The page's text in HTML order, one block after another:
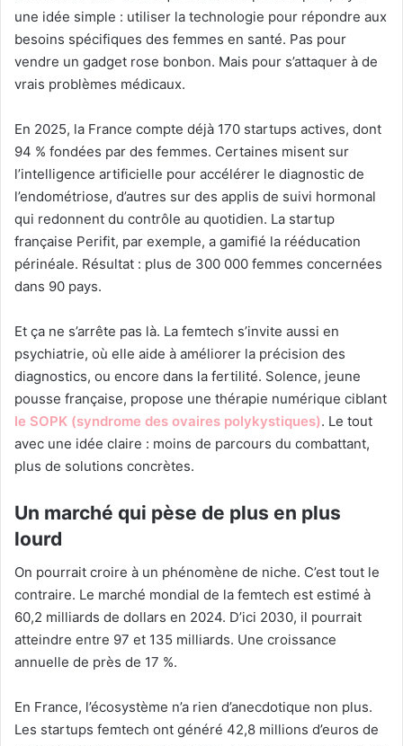
une idée simple : utiliser la technologie pour répondre aux
besoins spécifiques des femmes en santé. Pas pour
vendre un gadget rose bonbon. Mais pour s’attaquer à de
vrais problèmes médicaux.
En 2025, la France compte déjà 170 startups actives, dont
94 % fondées par des femmes. Certaines misent sur
l’intelligence artificielle pour accélérer le diagnostic de
l’endométriose, d’autres sur des applis de suivi hormonal
qui redonnent du contrôle au quotidien. La startup
française Perifit, par exemple, a gamifié la rééducation
périnéale. Résultat : plus de 300 000 femmes concernées
dans 90 pays.
Et ça ne s’arrête pas là. La femtech s’invite aussi en
psychiatrie, où elle aide à améliorer la précision des
diagnostics, ou encore dans la fertilité. Solence, jeune
pousse française, propose une thérapie numérique ciblant
le SOPK (syndrome des ovaires polykystiques). Le tout
avec une idée claire : moins de parcours du combattant,
plus de solutions concrètes.
Un marché qui pèse de plus en plus
lourd
On pourrait croire à un phénomène de niche. C’est tout le
contraire. Le marché mondial de la femtech est estimé à
60,2 milliards de dollars en 2024. D’ici 2030, il pourrait
atteindre entre 97 et 135 milliards. Une croissance
annuelle de près de 17 %.
En France, l’écosystème n’a rien d’anecdotique non plus.
Les startups femtech ont généré 42,8 millions d’euros de